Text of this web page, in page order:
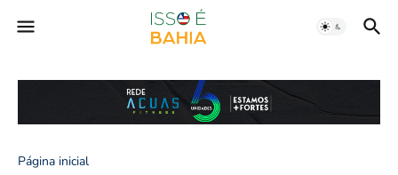
Página inicial